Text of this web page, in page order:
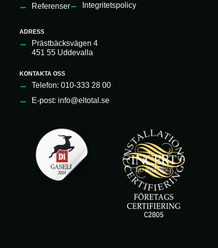
Referenser
Integritetspolicy
ADRESS
Prästbäcksvägen 4
451 55 Uddevalla
KONTAKTA OSS
Telefon: 010-333 28 00
E-post: info@eltotal.se